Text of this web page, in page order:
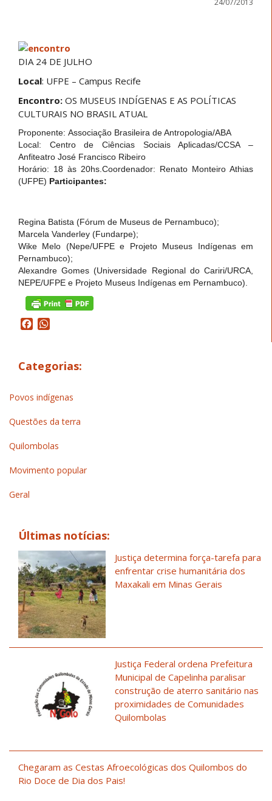
DIA 24 DE JULHO
Local: UFPE – Campus Recife
Encontro: OS MUSEUS INDÍGENAS E AS POLÍTICAS
CULTURAIS NO BRASIL ATUAL
Proponente: Associação Brasileira de Antropologia/ABA
Local: Centro de Ciências Sociais Aplicadas/CCSA –
Anfiteatro José Francisco Ribeiro
Horário: 18 às 20hs.Coordenador: Renato Monteiro Athias
(UFPE) Participantes:
Regina Batista (Fórum de Museus de Pernambuco);
Marcela Vanderley (Fundarpe);
Wike Melo (Nepe/UFPE e Projeto Museus Indígenas em
Pernambuco);
Alexandre Gomes (Universidade Regional do Cariri/URCA,
NEPE/UFPE e Projeto Museus Indígenas em Pernambuco).
Facebook
Categorias:
Povos indígenas
Questões da terra
Quilombolas
Movimento popular
Geral
Últimas notícias:
Justiça determina força-tarefa para
enfrentar crise humanitária dos
Maxakali em Minas Gerais
Justiça Federal ordena Prefeitura
Municipal de Capelinha paralisar
construção de aterro sanitário nas
proximidades de Comunidades
Quilombolas
Chegaram as Cestas Afroecológicas dos Quilombos do
Rio Doce de Dia dos Pais!